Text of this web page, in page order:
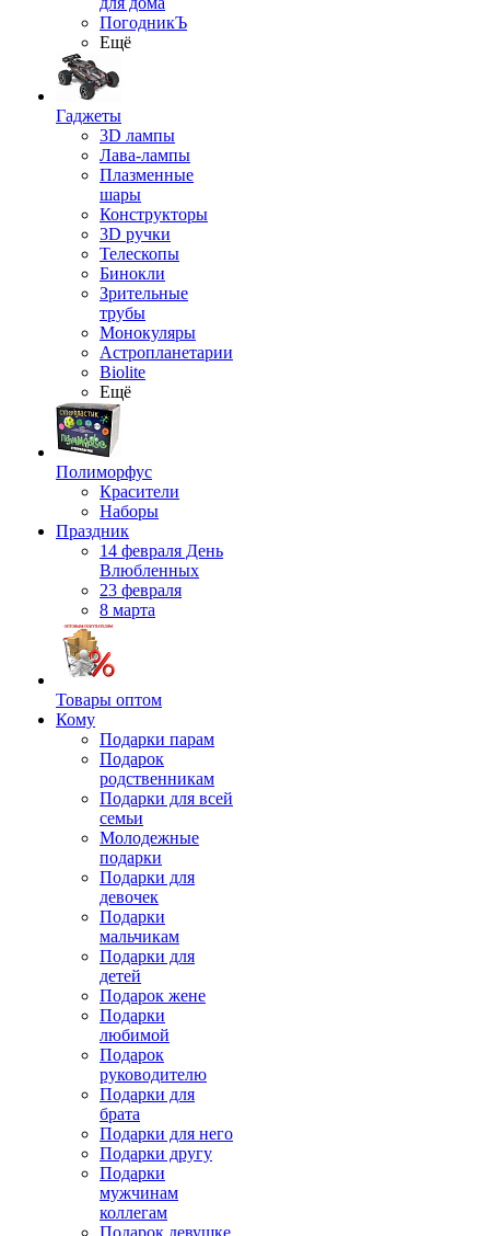
ПогодникЪ
Ещё
Гаджеты
3D лампы
Лава-лампы
Плазменные
шары
Конструкторы
3D ручки
Телескопы
Бинокли
Зрительные
трубы
Монокуляры
Астропланетарии
Biolite
Ещё
Полиморфус
Красители
Наборы
Праздник
14 февраля День
Влюбленных
23 февраля
8 марта
Товары оптом
Кому
Подарки парам
Подарок
родственникам
Подарки для всей
семьи
Молодежные
подарки
Подарки для
девочек
Подарки
мальчикам
Подарки для
детей
Подарок жене
Подарки
любимой
Подарок
руководителю
Подарки для
брата
Подарки для него
Подарки другу
Подарки
мужчинам
коллегам
Подарок девушке